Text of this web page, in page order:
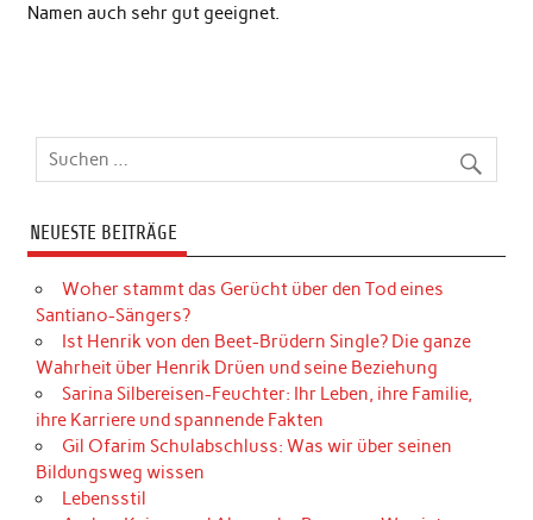
Namen auch sehr gut geeignet.
NEUESTE BEITRÄGE
Woher stammt das Gerücht über den Tod eines
Santiano-Sängers?
Ist Henrik von den Beet-Brüdern Single? Die ganze
Wahrheit über Henrik Drüen und seine Beziehung
Sarina Silbereisen-Feuchter: Ihr Leben, ihre Familie,
ihre Karriere und spannende Fakten
Gil Ofarim Schulabschluss: Was wir über seinen
Bildungsweg wissen
Lebensstil